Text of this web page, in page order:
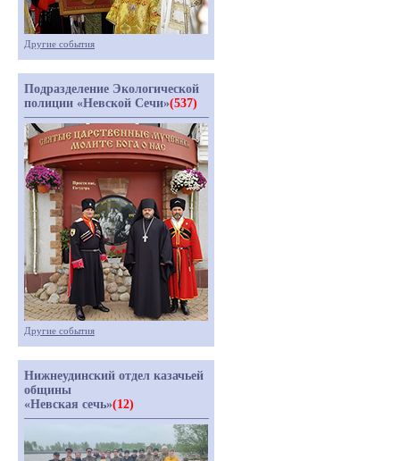
Другие события
Подразделение Экологической
полиции «Невской Сечи»(537)
Другие события
Нижнеудинский отдел казачьей
общины
«Невская сечь»(12)